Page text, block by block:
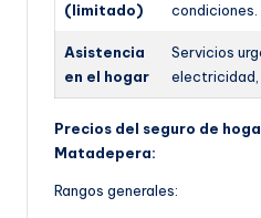
(limitado)
condiciones.
Asistencia
en el hogar
Servicios
Precios del seguro de
Matadepera:
Rangos generales: